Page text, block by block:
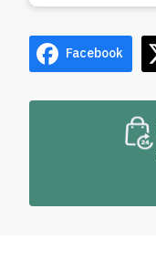
Facebook